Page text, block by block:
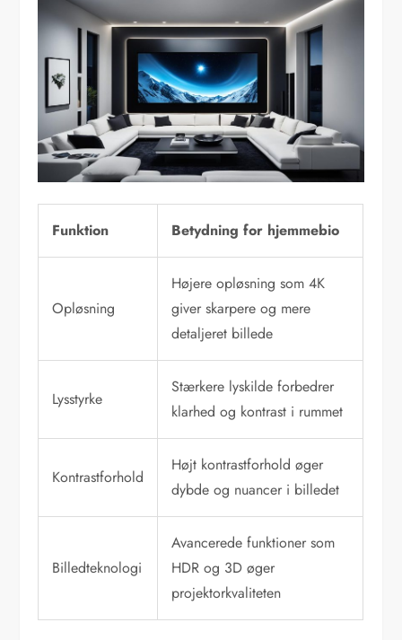
Funktion Betydning for hjemmebio
Opløsning
Højere opløsning som 4K
giver skarpere og mere
detaljeret billede
Lysstyrke
Stærkere lyskilde forbedrer
klarhed og kontrast i rummet
Kontrastforhold
Højt kontrastforhold øger
dybde og nuancer i billedet
Billedteknologi
Avancerede funktioner som
HDR og 3D øger
projektorkvaliteten